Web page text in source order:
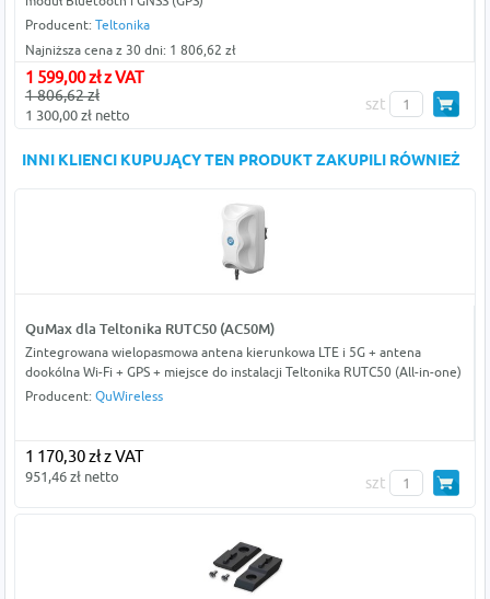
Producent: Teltonika
Najniższa cena z 30 dni: 1 806,62 zł
1 599,00 zł z VAT
1 806,62 zł
1 300,00 zł netto
szt
INNI KLIENCI KUPUJĄCY TEN PRODUKT ZAKUPILI RÓWNIEŻ
QuMax dla Teltonika RUTC50 (AC50M)
Zintegrowana wielopasmowa antena kierunkowa LTE i 5G + antena
dookólna Wi-Fi + GPS + miejsce do instalacji Teltonika RUTC50 (All-in-one)
Producent: QuWireless
1 170,30 zł z VAT
951,46 zł netto szt